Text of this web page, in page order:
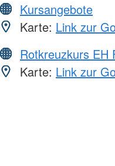
Kursangebote
Karte: Link zur
Rotkreuzkurs EH
Karte: Link zur